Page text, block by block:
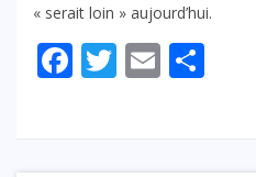
« serait loin » aujourd’hui.
Facebook
Twitter
Email